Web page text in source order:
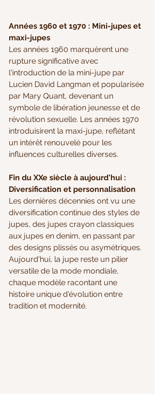
Années 1960 et 1970 : Mini-jupes et
maxi-jupes
Les années 1960 marquèrent une
rupture significative avec
l'introduction de la mini-jupe par
Lucien David Langman et popularisée
par Mary Quant, devenant un
symbole de libération jeunesse et de
révolution sexuelle. Les années 1970
introduisirent la maxi-jupe, reflétant
un intérêt renouvelé pour les
influences culturelles diverses.
Fin du XXe siècle à aujourd'hui :
Diversification et personnalisation
Les dernières décennies ont vu une
diversification continue des styles de
jupes, des jupes crayon classiques
aux jupes en denim, en passant par
des designs plissés ou asymétriques.
Aujourd'hui, la jupe reste un pilier
versatile de la mode mondiale,
chaque modèle racontant une
histoire unique d'évolution entre
tradition et modernité.